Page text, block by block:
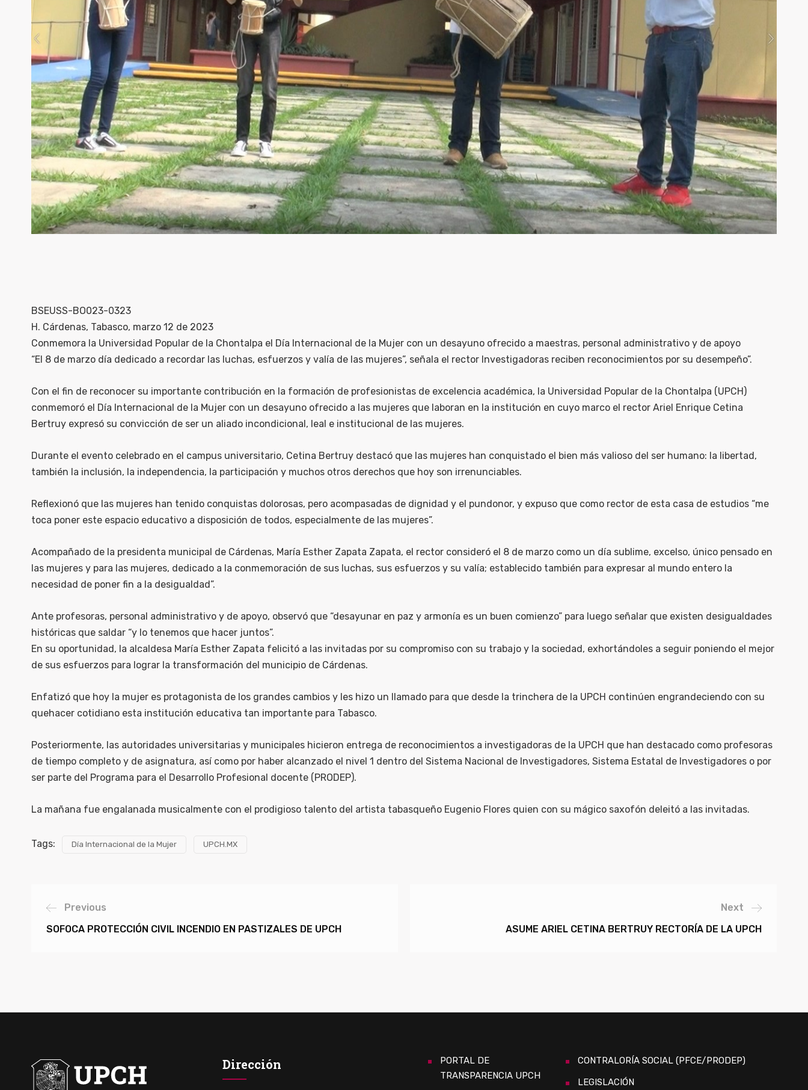
BSEUSS-BO023-0323
H. Cárdenas, Tabasco, marzo 12 de 2023
Conmemora la Universidad Popular de la Chontalpa el Día Internacional de la Mujer con un desayuno ofrecido a maestras, personal administrativo y de apoyo
“El 8 de marzo día dedicado a recordar las luchas, esfuerzos y valía de las mujeres”, señala el rector Investigadoras reciben reconocimientos por su desempeño”.
Con el fin de reconocer su importante contribución en la formación de profesionistas de excelencia académica, la Universidad Popular de la Chontalpa (UPCH)
conmemoró el Día Internacional de la Mujer con un desayuno ofrecido a las mujeres que laboran en la institución en cuyo marco el rector Ariel Enrique Cetina
Bertruy expresó su convicción de ser un aliado incondicional, leal e institucional de las mujeres.
Durante el evento celebrado en el campus universitario, Cetina Bertruy destacó que las mujeres han conquistado el bien más valioso del ser humano: la libertad,
también la inclusión, la independencia, la participación y muchos otros derechos que hoy son irrenunciables.
Reflexionó que las mujeres han tenido conquistas dolorosas, pero acompasadas de dignidad y el pundonor, y expuso que como rector de esta casa de estudios “me
toca poner este espacio educativo a disposición de todos, especialmente de las mujeres”.
Acompañado de la presidenta municipal de Cárdenas, María Esther Zapata Zapata, el rector consideró el 8 de marzo como un día sublime, excelso, único pensado en
las mujeres y para las mujeres, dedicado a la conmemoración de sus luchas, sus esfuerzos y su valía; establecido también para expresar al mundo entero la
necesidad de poner fin a la desigualdad”.
Ante profesoras, personal administrativo y de apoyo, observó que “desayunar en paz y armonía es un buen comienzo” para luego señalar que existen desigualdades
históricas que saldar “y lo tenemos que hacer juntos”.
En su oportunidad, la alcaldesa María Esther Zapata felicitó a las invitadas por su compromiso con su trabajo y la sociedad, exhortándoles a seguir poniendo el mejor
de sus esfuerzos para lograr la transformación del municipio de Cárdenas.
Enfatizó que hoy la mujer es protagonista de los grandes cambios y les hizo un llamado para que desde la trinchera de la UPCH continúen engrandeciendo con su
quehacer cotidiano esta institución educativa tan importante para Tabasco.
Posteriormente, las autoridades universitarias y municipales hicieron entrega de reconocimientos a investigadoras de la UPCH que han destacado como profesoras
de tiempo completo y de asignatura, así como por haber alcanzado el nivel 1 dentro del Sistema Nacional de Investigadores, Sistema Estatal de Investigadores o por
ser parte del Programa para el Desarrollo Profesional docente (PRODEP).
La mañana fue engalanada musicalmente con el prodigioso talento del artista tabasqueño Eugenio Flores quien con su mágico saxofón deleitó a las invitadas.
Tags: Día Internacional de la Mujer UPCH.MX
Previous
SOFOCA PROTECCIÓN CIVIL INCENDIO EN PASTIZALES DE UPCH
Next
ASUME ARIEL CETINA BERTRUY RECTORÍA DE LA UPCH
Dirección
PORTAL DE
TRANSPARENCIA UPCH
CONTRALORÍA SOCIAL (PFCE/PRODEP)
LEGISLACIÓN